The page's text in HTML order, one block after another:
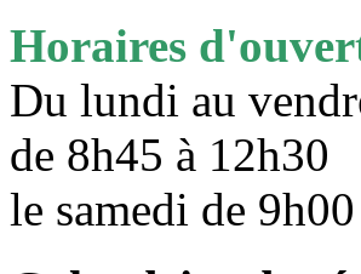
Horaires
Du lundi au
de 8h45 à 12h30
le samedi de